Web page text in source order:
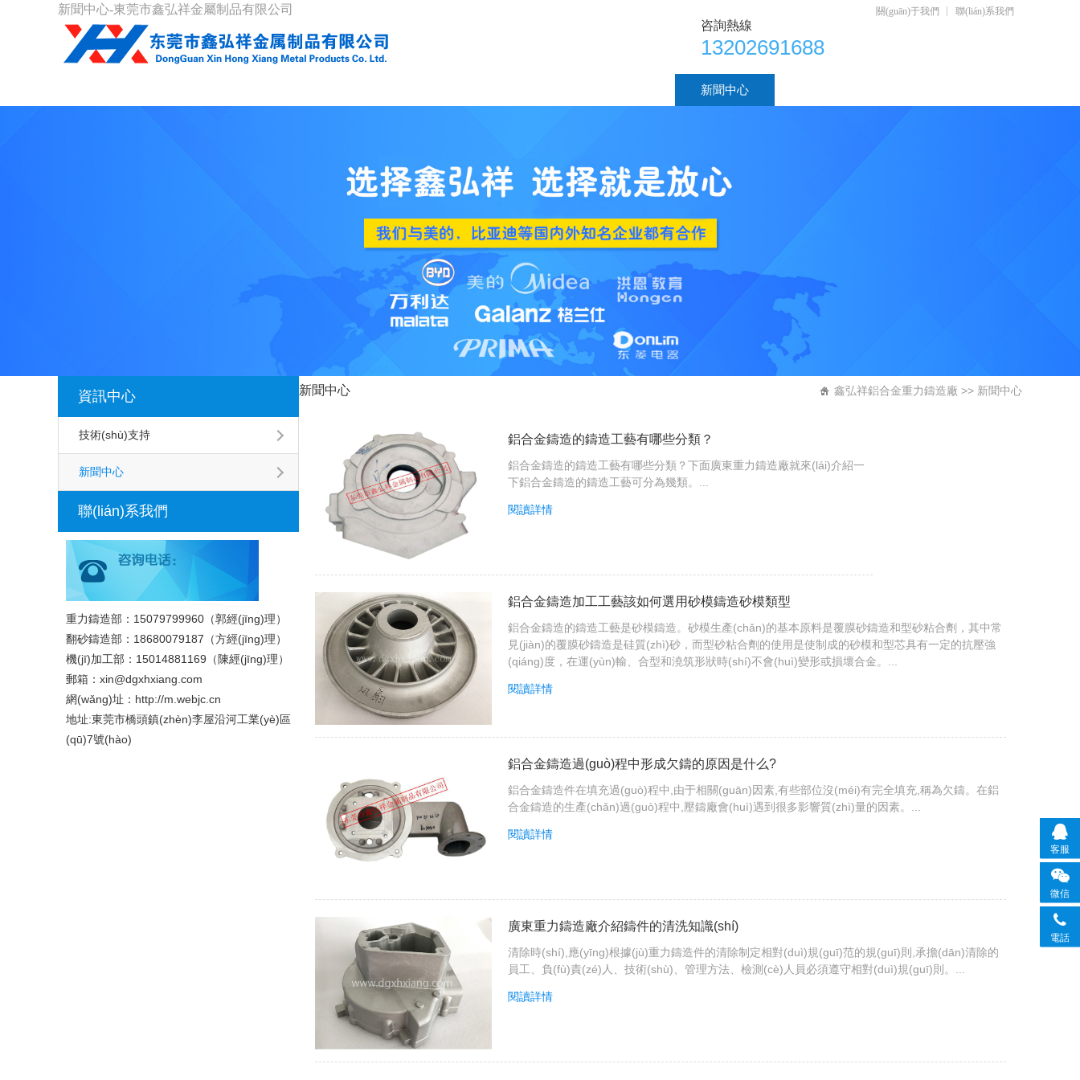
新聞中心-東莞市鑫弘祥金屬制品有限公司 關(guān)于我們 聯(lián)系我們
咨詢熱線
13202691688
新聞中心
資訊中心
技術(shù)支持
新聞中心
聯(lián)系我們
重力鑄造部：15079799960（郭經(jīng)理）
翻砂鑄造部：18680079187（方經(jīng)理）
機(jī)加工部：15014881169（陳經(jīng)理）
郵箱：xin@dgxhxiang.com
網(wǎng)址：http://m.webjc.cn
地址:東莞市橋頭鎮(zhèn)李屋沿河工業(yè)區
(qū)7號(hào)
新聞中心 鑫弘祥鋁合金重力鑄造廠 >> 新聞中心
鋁合金鑄造的鑄造工藝有哪些分類？
鋁合金鑄造的鑄造工藝有哪些分類？下面廣東重力鑄造廠就來(lái)介紹一
下鋁合金鑄造的鑄造工藝可分為幾類。...
閱讀詳情
鋁合金鑄造加工工藝該如何選用砂模鑄造砂模類型
鋁合金鑄造的鑄造工藝是砂模鑄造。砂模生產(chǎn)的基本原料是覆膜砂鑄造和型砂粘合劑，其中常
見(jiàn)的覆膜砂鑄造是硅質(zhì)砂，而型砂粘合劑的使用是使制成的砂模和型芯具有一定的抗壓強
(qiáng)度，在運(yùn)輸、合型和澆筑形狀時(shí)不會(huì)變形或損壞合金。...
閱讀詳情
鋁合金鑄造過(guò)程中形成欠鑄的原因是什么?
鋁合金鑄造件在填充過(guò)程中,由于相關(guān)因素,有些部位沒(méi)有完全填充,稱為欠鑄。在鋁
合金鑄造的生產(chǎn)過(guò)程中,壓鑄廠會(huì)遇到很多影響質(zhì)量的因素。...
閱讀詳情
廣東重力鑄造廠介紹鑄件的清洗知識(shí)
清除時(shí),應(yīng)根據(jù)重力鑄造件的清除制定相對(duì)規(guī)范的規(guī)則,承擔(dān)清除的
員工、負(fù)責(zé)人、技術(shù)、管理方法、檢測(cè)人員必須遵守相對(duì)規(guī)則。...
閱讀詳情
客服
微信
電話